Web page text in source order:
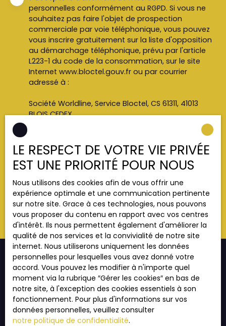
personnelles conformément au RGPD. Si vous ne
souhaitez pas faire l'objet de prospection
commerciale par voie téléphonique, vous pouvez
vous inscrire gratuitement sur la liste d'opposition
au démarchage téléphonique, prévu par l'article
L223-1 du code de la consommation, sur le site
Internet www.bloctel.gouv.fr ou par courrier
adressé à :
Société Worldline, Service Bloctel, CS 61311, 41013
BLOIS CEDEX.
données personnelles, veuillez consulter notre
politique de confidentialité
Recevoir des annonces
JE RECHERCHE UN BIEN
Vente appartement Strasbourg (67000)
Vente appartement Strasbourg (67200)
LE RESPECT DE VOTRE VIE PRIVÉE
EST UNE PRIORITÉ POUR NOUS
Nous utilisons des cookies afin de vous offrir une
expérience optimale et une communication pertinente
sur notre site. Grace à ces technologies, nous pouvons
vous proposer du contenu en rapport avec vos centres
d'intérêt. Ils nous permettent également d'améliorer la
qualité de nos services et la convivialité de notre site
internet. Nous utiliserons uniquement les données
personnelles pour lesquelles vous avez donné votre
accord. Vous pouvez les modifier à n'importe quel
moment via la rubrique ″Gérer les cookies″ en bas de
notre site, à l'exception des cookies essentiels à son
fonctionnement. Pour plus d'informations sur vos
données personnelles, veuillez consulter
notre politique de confidentialité.